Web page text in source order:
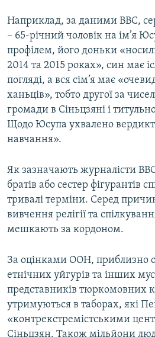
Наприклад, за даними BBC,
– 65-річний чоловік на ім’я
профілем, його доньки
2014 та 2015 роках», син має
погляді, а вся сім’я має
ханьців», тобто другої за
громади в Сіньцзяні і
Щодо Юсупа ухвалено
навчання».
Як зазначають журналісти
братів або сестер фігурантів
тривалі терміни. Серед
вивчення релігії та
мешкають за кордоном.
За оцінками ООН, приблизно
етнічних уйгурів та інших
представників тюркомовних
утримуються в таборах, які
«контрекстремістськими
Сіньцзян. Також мільйони